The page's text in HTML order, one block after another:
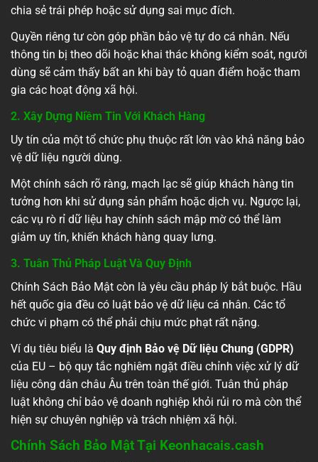
chia sẻ trái phép hoặc sử dụng sai mục đích.
Quyền riêng tư còn góp phần bảo vệ tự do cá nhân. Nếu
thông tin bị theo dõi hoặc khai thác không kiểm soát, người
dùng sẽ cảm thấy bất an khi bày tỏ quan điểm hoặc tham
gia các hoạt động xã hội.
2. Xây Dựng Niềm Tin Với Khách Hàng
Uy tín của một tổ chức phụ thuộc rất lớn vào khả năng bảo
vệ dữ liệu người dùng.
Một chính sách rõ ràng, mạch lạc sẽ giúp khách hàng tin
tưởng hơn khi sử dụng sản phẩm hoặc dịch vụ. Ngược lại,
các vụ rò rỉ dữ liệu hay chính sách mập mờ có thể làm
giảm uy tín, khiến khách hàng quay lưng.
3. Tuân Thủ Pháp Luật Và Quy Định
Chính Sách Bảo Mật còn là yêu cầu pháp lý bắt buộc. Hầu
hết quốc gia đều có luật bảo vệ dữ liệu cá nhân. Các tổ
chức vi phạm có thể phải chịu mức phạt rất nặng.
Ví dụ tiêu biểu là Quy định Bảo vệ Dữ liệu Chung (GDPR)
của EU – bộ quy tắc nghiêm ngặt điều chỉnh việc xử lý dữ
liệu công dân châu Âu trên toàn thế giới. Tuân thủ pháp
luật không chỉ bảo vệ doanh nghiệp khỏi rủi ro mà còn thể
hiện sự chuyên nghiệp và trách nhiệm xã hội.
Chính Sách Bảo Mật Tại Keonhacais.cash